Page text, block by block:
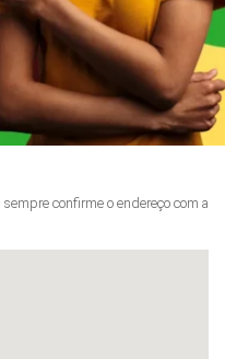
confirme o endereço com a